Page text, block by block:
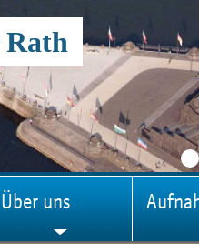
Über uns